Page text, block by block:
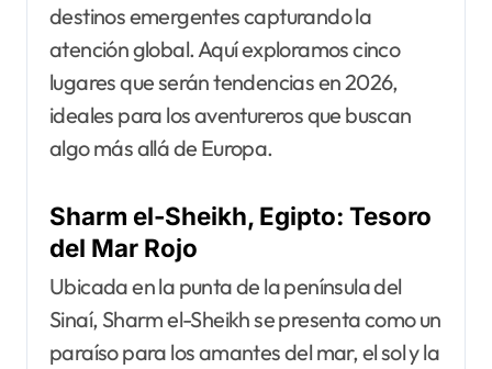
destinos emergentes capturando la
atención global. Aquí exploramos cinco
lugares que serán tendencias en 2026,
ideales para los aventureros que buscan
algo más allá de Europa.
Sharm el-Sheikh, Egipto: Tesoro
del Mar Rojo
Ubicada en la punta de la península del
Sinaí, Sharm el-Sheikh se presenta como un
paraíso para los amantes del mar, el sol y la